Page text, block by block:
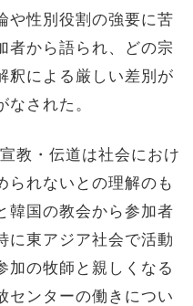
や性別役割の強要に苦
者から語られ、どの宗
釈による厳しい差別が
なされた。
教・伝道は社会におけ
られないとの理解のも
韓国の教会から参加者
に東アジア社会で活動
加の牧師と親しくなる
センターの働きについ